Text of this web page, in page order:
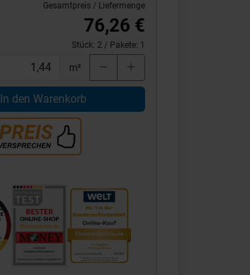
Gesamtpreis / Liefermenge
76,26 €
Stück: 2 / Pakete: 1
m²
In den Warenkorb